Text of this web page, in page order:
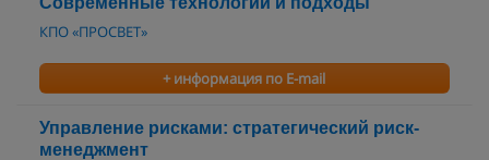
КПО «ПРОСВЕТ»
+ информация по E-mail
Управление рисками: стратегический риск-
менеджмент